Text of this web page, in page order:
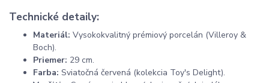
Technické detaily:
Materiál: Vysokokvalitný prémiový porcelán (Villeroy &
Boch).
Priemer: 29 cm.
Farba: Sviatočná červená (kolekcia Toy's Delight).